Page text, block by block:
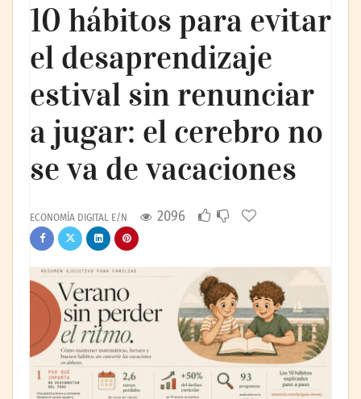
10 hábitos para evitar
el desaprendizaje
estival sin renunciar
a jugar: el cerebro no
se va de vacaciones
ECONOMÍA DIGITAL E/N 2096